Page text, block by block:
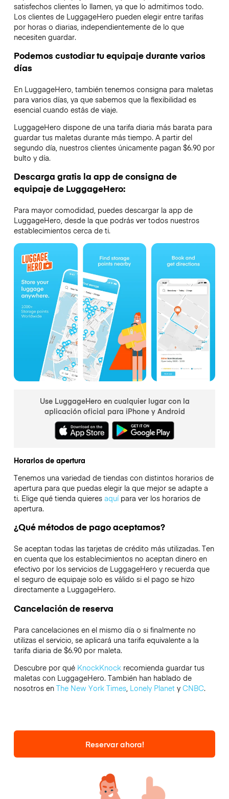
satisfechos clientes lo llamen, ya que lo admitimos todo.
Los clientes de LuggageHero pueden elegir entre tarifas
por horas o diarias, independientemente de lo que
necesiten guardar.
Podemos custodiar tu equipaje durante varios
días
En LuggageHero, también tenemos consigna para maletas
para varios días, ya que sabemos que la flexibilidad es
esencial cuando estás de viaje.
LuggageHero dispone de una tarifa diaria más barata para
guardar tus maletas durante más tiempo. A partir del
segundo día, nuestros clientes únicamente pagan $6.90 por
bulto y día.
Descarga gratis la app de consigna de
equipaje de LuggageHero:
Para mayor comodidad, puedes descargar la app de
LuggageHero, desde la que podrás ver todos nuestros
establecimientos cerca de ti.
Use LuggageHero en cualquier lugar con la
aplicación oficial para iPhone y Android
Horarios de apertura
Tenemos una variedad de tiendas con distintos horarios de
apertura para que puedas elegir la que mejor se adapte a
ti. Elige qué tienda quieres aquípara ver los horarios de
apertura.
¿Qué métodos de pago aceptamos?
Se aceptan todas las tarjetas de crédito más utilizadas. Ten
en cuenta que los establecimientos no aceptan dinero en
efectivo por los servicios de LuggageHero y recuerda que
el seguro de equipaje solo es válido si el pago se hizo
directamente a LuggageHero.
Cancelación de reserva
Para cancelaciones en el mismo día o si finalmente no
utilizas el servicio, se aplicará una tarifa equivalente a la
tarifa diaria de $6.90 por maleta.
Descubre por qué KnockKnockrecomienda guardar tus
maletas con LuggageHero. También han hablado de
nosotros en The New York Times, Lonely Planety CNBC.
Reservar ahora!